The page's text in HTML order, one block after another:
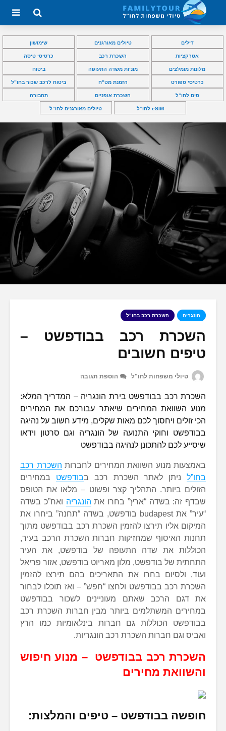
דילים טיולים מאורגנים שימושון
אטרקציות השכרת רכב כרטיסי טיסה
מלונות מומלצים מוניות משדה התעופה ביטוח
כרטיסי ספורט הזמנת מט”ח ביטוח לרכב שכור בחו”ל
סים לחו”ל השכרת אופניים תחבורה
eSIM לחו”ל טיולים מאורגנים לחו”ל
הונגריה השכרת רכב בחו"ל
השכרת רכב בבודפשט –
טיפים חשובים
טיולי משפחות לחו"ל הוספת תגובה
השכרת רכב בבודפשט בירת הונגריה – המדריך המלא:
מנוע השוואת המחירים שיאתר עבורכם את המחירים
הכי זולים ויחסוך לכם מאות שקלים, מידע חשוב על נהיגה
בבודפשט וחוקי התנועה של הונגריה וגם סרטון וידאו
שיסייע לכם להתכונן לנהיגה בבודפשט
באמצעות מנוע השוואת המחירים לחברות השכרת רכב
בחו”לניתן לאתר השכרת רכב בבודפשט במחירים
הזולים ביותר. התהליך קצר ופשוט – מלאו את הטופס
שבדף זה: בשדה “ארץ” בחרו את הונגריה ואח”כ בשדה
“עיר” את budapest בודפשט, בשדה “תחנה” ביחרו את
המיקום אליו תירצו להזמין השכרת רכב בבודפשט מתוך
תחנות האיסוף שמחזיקות חברות השכרת הרכב בעיר,
הכוללות את שדה התעופה של בודפשט, את העיר
התחתית של בודפשט, מלון מאריוט בודפשט, אזור פריאל
ועוד, ולסיום בחרו את התאריכים בהם תירצו להזמין
השכרת רכב בבודפשט ולחצו “חפש” – ואז תוכלו לבחור
את דגם הרכב שאתם מעוניינים לשכור בבודפשט
במחירים המשתלמים ביותר מבין חברות השכרת רכב
בבודפשט הכוללות גם חברות בינלאומיות כמו הרץ
ואביס וגם חברות השכרת רכב הונגריות.
השכרת רכב בבודפשט – מנוע חיפוש
והשוואת מחירים
חופשה בבודפשט – טיפים והמלצות: